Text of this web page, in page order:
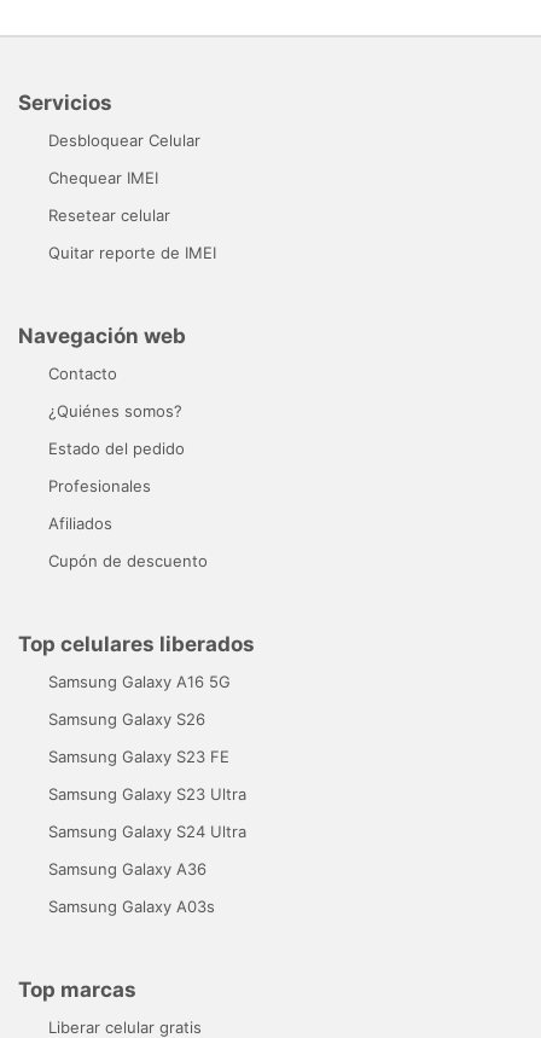
Servicios
Desbloquear Celular
Chequear IMEI
Resetear celular
Quitar reporte de IMEI
Navegación web
Contacto
¿Quiénes somos?
Estado del pedido
Profesionales
Afiliados
Cupón de descuento
Top celulares liberados
Samsung Galaxy A16 5G
Samsung Galaxy S26
Samsung Galaxy S23 FE
Samsung Galaxy S23 Ultra
Samsung Galaxy S24 Ultra
Samsung Galaxy A36
Samsung Galaxy A03s
Top marcas
Liberar celular gratis